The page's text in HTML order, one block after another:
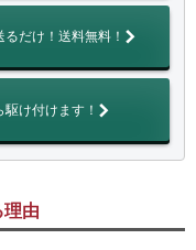
だけ！送料無料！
け付けます！
理由